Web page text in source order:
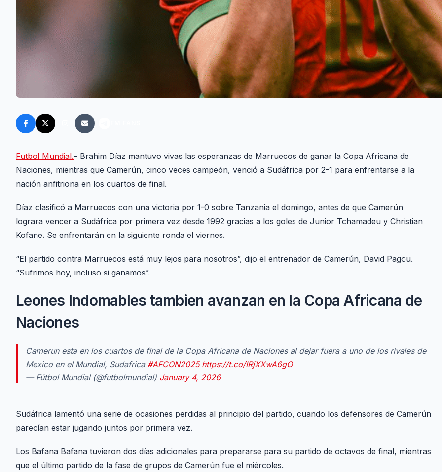
Futbol Mundial.– Brahim Díaz mantuvo vivas las esperanzas de Marruecos de ganar la Copa Africana de
Naciones, mientras que Camerún, cinco veces campeón, venció a Sudáfrica por 2-1 para enfrentarse a la
nación anfitriona en los cuartos de final.
Díaz clasificó a Marruecos con una victoria por 1-0 sobre Tanzania el domingo, antes de que Camerún
lograra vencer a Sudáfrica por primera vez desde 1992 gracias a los goles de Junior Tchamadeu y Christian
Kofane. Se enfrentarán en la siguiente ronda el viernes.
“El partido contra Marruecos está muy lejos para nosotros”, dijo el entrenador de Camerún, David Pagou.
“Sufrimos hoy, incluso si ganamos”.
Leones Indomables tambien avanzan en la Copa Africana de
Naciones
Camerun esta en los cuartos de final de la Copa Africana de Naciones al dejar fuera a uno de los rivales de
Mexico en el Mundial, Sudafrica #AFCON2025 https://t.co/IRjXXwA6gO
— Fútbol Mundial (@futbolmundial) January 4, 2026
Sudáfrica lamentó una serie de ocasiones perdidas al principio del partido, cuando los defensores de Camerún
parecían estar jugando juntos por primera vez.
Los Bafana Bafana tuvieron dos días adicionales para prepararse para su partido de octavos de final, mientras
que el último partido de la fase de grupos de Camerún fue el miércoles.